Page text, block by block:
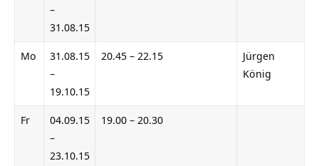
–
31.08.15
Mo
31.08.15
–
19.10.15
20.45 – 22.15
Jürgen
König
Fr
04.09.15
–
23.10.15
19.00 – 20.30